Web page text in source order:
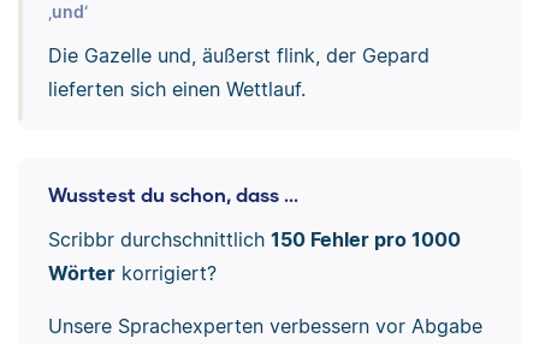
‚und‘
Die Gazelle und, äußerst flink, der Gepard
lieferten sich einen Wettlauf.
Wusstest du schon, dass ...
Scribbr durchschnittlich 150 Fehler pro 1000
Wörterkorrigiert?
Unsere Sprachexperten verbessern vor Abgabe